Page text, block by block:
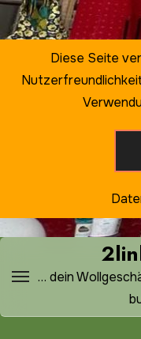
Zum
Inhalt
… dein
Diese Seite